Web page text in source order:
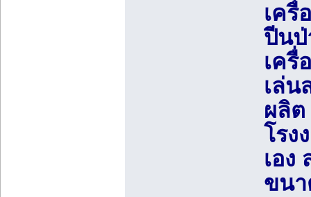
เครื่
ปีนป่
เครื่
เล่น
ผลิต
โรง
เอง
ขน